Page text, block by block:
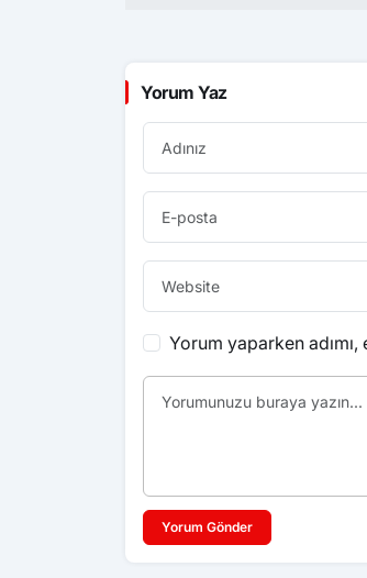
Yorum Yaz
Yorum yaparken
Yorum Gönder